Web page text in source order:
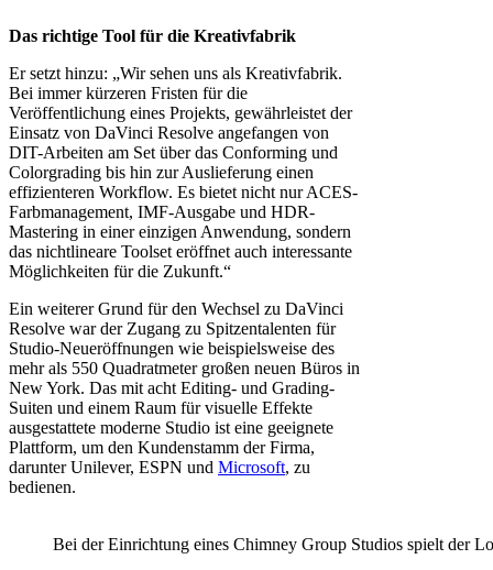
Das richtige Tool für die Kreativfabrik
Er setzt hinzu: „Wir sehen uns als Kreativfabrik.
Bei immer kürzeren Fristen für die
Veröffentlichung eines Projekts, gewährleistet der
Einsatz von DaVinci Resolve angefangen von
DIT-Arbeiten am Set über das Conforming und
Colorgrading bis hin zur Auslieferung einen
effizienteren Workflow. Es bietet nicht nur ACES-
Farbmanagement, IMF-Ausgabe und HDR-
Mastering in einer einzigen Anwendung, sondern
das nichtlineare Toolset eröffnet auch interessante
Möglichkeiten für die Zukunft.“
Ein weiterer Grund für den Wechsel zu DaVinci
Resolve war der Zugang zu Spitzentalenten für
Studio-Neueröffnungen wie beispielsweise des
mehr als 550 Quadratmeter großen neuen Büros in
New York. Das mit acht Editing- und Grading-
Suiten und einem Raum für visuelle Effekte
ausgestattete moderne Studio ist eine geeignete
Plattform, um den Kundenstamm der Firma,
darunter Unilever, ESPN und Microsoft, zu
bedienen.
Bei der Einrichtung eines Chimney Group Studios spielt der